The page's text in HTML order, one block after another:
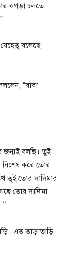
ঝগড়া চলতে
বলেছে
“বাবা
জন্যই বলছি। তুই
বিশেষ করে তোর
তুই তোর দাদিমার
তোর দাদিমা
এত তাড়াতাড়ি